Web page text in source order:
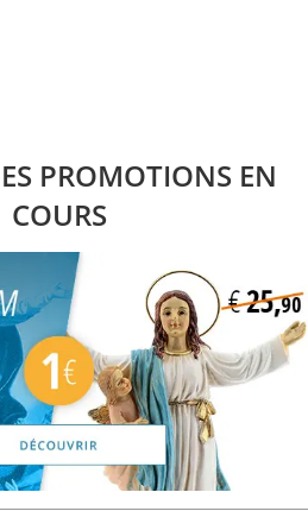
PROMOTIONS EN
COURS